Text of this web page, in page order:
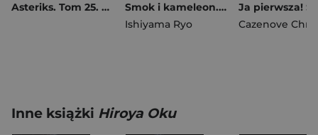
Asteriks. Tom 25. Wielki rów
Smok i kameleon. Tom 2
Ishiyama Ryo
Inne książki Hiroya Oku